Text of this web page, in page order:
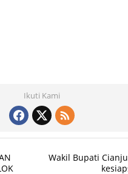
Ikuti Kami
Wakil Bupati